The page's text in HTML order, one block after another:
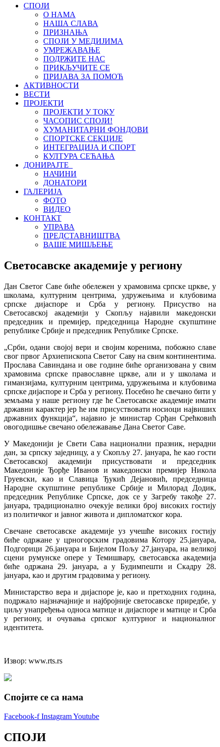
СПОЈИ
О НАМА
НАША СЛАВА
ПРИЗНАЊА
СПОЈИ У МЕДИЈИМА
УМРЕЖАВАЊЕ
ПОДРЖИТЕ НАС
ПРИКЉУЧИТЕ СЕ
ПРИЈАВА ЗА ПОМОЋ
АКТИВНОСТИ
ВЕСТИ
ПРОЈЕКТИ
ПРОЈЕКТИ У ТОКУ
ЧАСОПИС СПОЈИ!
ХУМАНИТАРНИ ФОНДОВИ
СПОРТСКЕ СЕКЦИЈЕ
ИНТЕГРАЦИЈА И СПОРТ
КУЛТУРА СЕЋАЊА
ДОНИРАЈТЕ
НАЧИНИ
ДОНАТОРИ
ГАЛЕРИЈА
ФОТО
ВИДЕО
КОНТАКТ
УПРАВА
ПРЕДСТАВНИШТВА
ВАШЕ МИШЉЕЊЕ
Светосавске академије у региону
Дан Светог Саве биће обележен у храмовима српске цркве, у
школама, културним центрима, удружењима и клубовима
српске дијаспоре и Срба у региону. Присуство на
Светосавској академији у Скопљу најавили македонски
председник и премијер, председница Народне скупштине
републике Србије и председник Републике Српске.
„Срби, одани својој вери и својим коренима, побожно славе
свог првог Архиепископа Светог Саву на свим континентима.
Прославa Савиндана и ове године биће организована у свим
храмовима српске православне цркве, али и у школама и
гиманзијама, културним центрима, удружењима и клубовима
српске дијаспоре и Срба у региону. Посебно ће свечано бити у
земљама у наше региону где ће Светосавске академије имати
државни карактер јер ће им присуствовати носиоци највиших
државних функција“, најавио је министар Срђан Срећковић
овогодишње свечано обележавање Дана Светог Саве.
У Македонији је Свети Сава национални празник, нерадни
дан, за српску заједницу, а у Скопљу 27. јануара, ће као гости
Светосавској академији присуствовати и председник
Македоније Ђорђе Иванов и македонски премијер Никола
Груевски, као и Славица Ђукић Дејановић, председница
Народне скупштине републике Србије и Милорад Додик,
председник Републике Српске, док се у Загребу такође 27.
јануара, традиционално очекује велики број високих гостију
из политичког и јавног живота и дипломатског кора.
Свечане светосавске академије уз учешће високих гостију
биће одржане у црногорским градовима Котору 25.јануара,
Подгорици 26.јануара и Бијелом Пољу 27.јануара, на великој
сцени румунске опере у Темишвару, светосавска академија
биће одржана 29. јануара, а у Будимпешти и Скадру 28.
јануара, као и другим градовима у региону.
Министарство вера и дијаспоре је, као и претходних година,
подржало најзначајније и најбројније светосавске приредбе, у
циљу унапређења односа матице и дијаспоре и матице и Срба
у региону, и очувања српског културног и националног
идентитета.
Извор: www.rts.rs
Спојите се са нама
Facebook-f InstagramYoutube
СПОЈИ